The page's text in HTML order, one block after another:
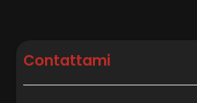
Contattami